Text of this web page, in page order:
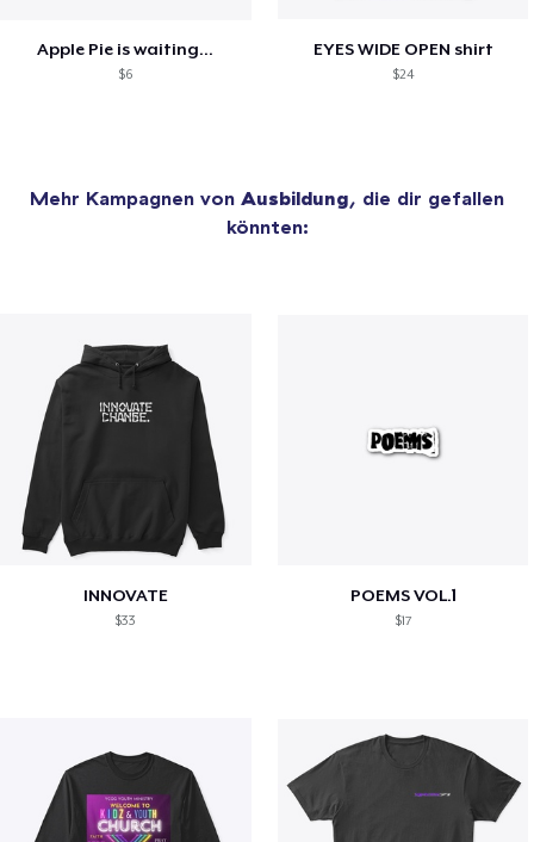
Apple Pie is waiting...
$6
EYES WIDE OPEN shirt
$24
Mehr Kampagnen von Ausbildung, die dir gefallen
könnten:
INNOVATE
$33
POEMS VOL.1
$17